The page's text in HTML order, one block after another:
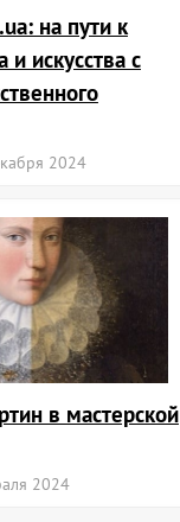
на пути к
и искусства с
2024
в мастерской
2024